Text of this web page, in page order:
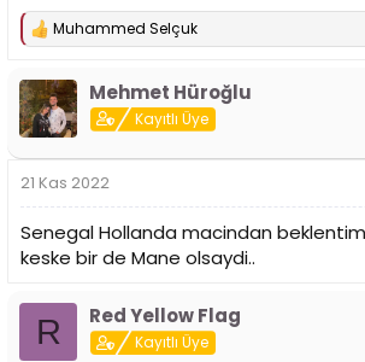
T
k
i
l
:
Muhammed Selçuk
Mehmet Hüroğlu
Kayıtlı Üye
21 Kas 2022
Senegal Hollanda macindan
keske bir de Mane olsaydi..
R Red Yellow Flag
Kayıtlı Üye